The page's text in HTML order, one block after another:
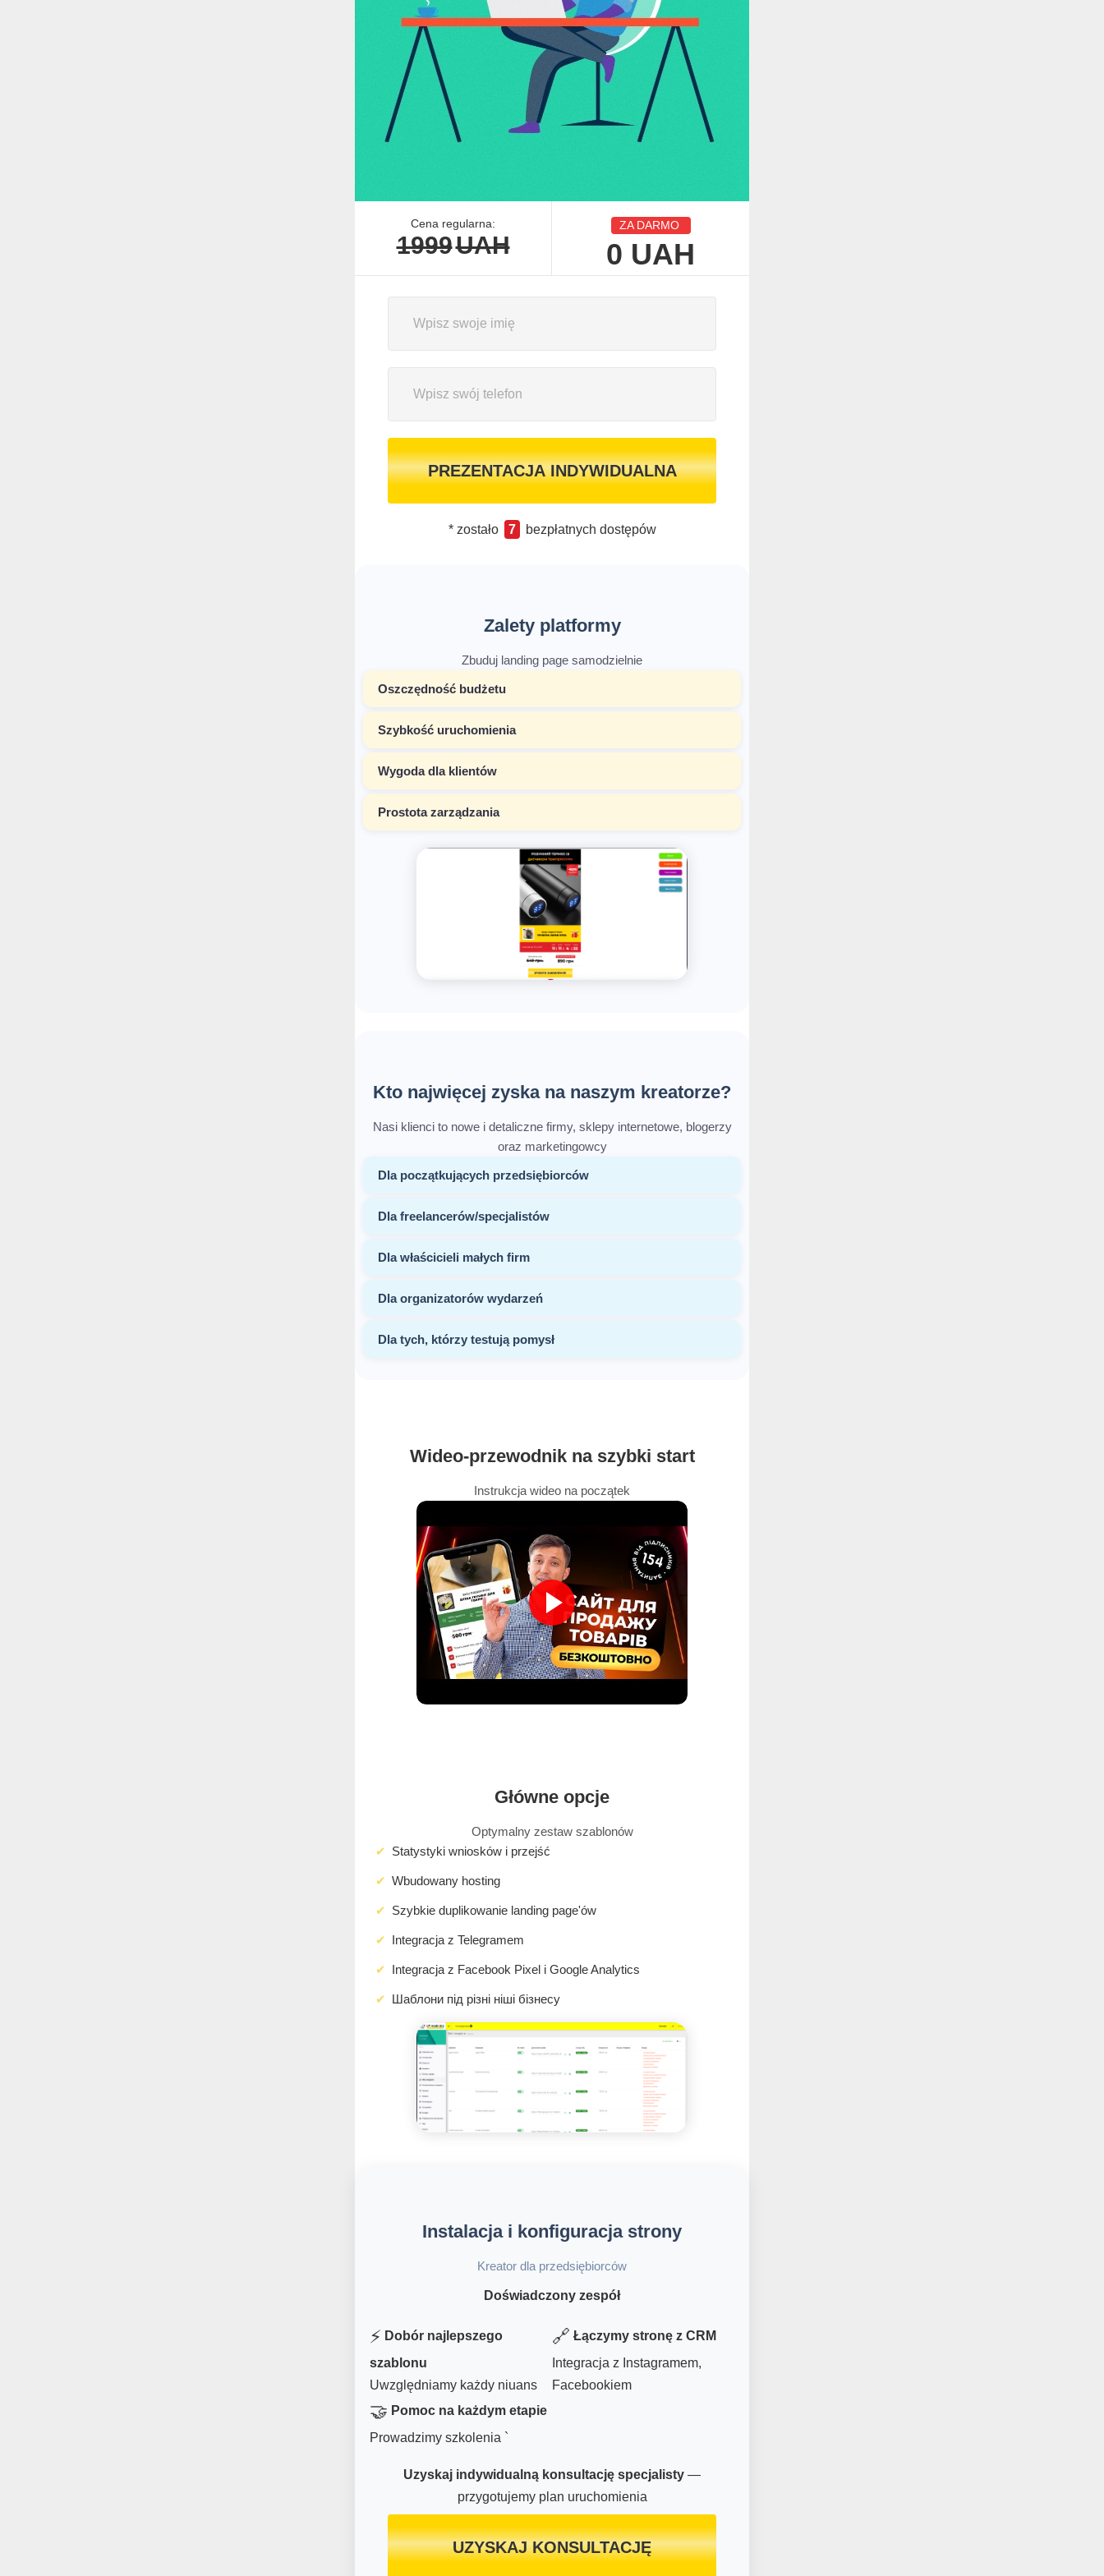
Cena regularna:
1999UAH
ZA DARMO
0 UAH
PREZENTACJA INDYWIDUALNA
* zostało 7 bezpłatnych dostępów
Zalety platformy
Zbuduj landing page samodzielnie
Oszczędność budżetu
Szybkość uruchomienia
Wygoda dla klientów
Prostota zarządzania
Kto najwięcej zyska na naszym kreatorze?
Nasi klienci to nowe i detaliczne firmy, sklepy internetowe, blogerzy
oraz marketingowcy
Dla początkujących przedsiębiorców
Dla freelancerów/specjalistów
Dla właścicieli małych firm
Dla organizatorów wydarzeń
Dla tych, którzy testują pomysł
Wideo-przewodnik na szybki start
Instrukcja wideo na początek
Główne opcje
Optymalny zestaw szablonów
Statystyki wniosków i przejść
Wbudowany hosting
Szybkie duplikowanie landing page'ów
Integracja z Telegramem
Integracja z Facebook Pixel i Google Analytics
Шаблони під різні ніші бізнесу
Instalacja i konfiguracja strony
Kreator dla przedsiębiorców
Doświadczony zespół
⚡ Dobór najlepszego
szablonu
Uwzględniamy każdy niuans
🔗 Łączymy stronę z CRM
Integracja z Instagramem,
Facebookiem
🤝 Pomoc na każdym etapie
Prowadzimy szkolenia `
Uzyskaj indywidualną konsultację specjalisty —
przygotujemy plan uruchomienia
UZYSKAJ KONSULTACJĘ